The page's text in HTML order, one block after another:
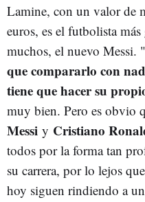
Lamine, con un valor de
euros, es el futbolista
muchos, el nuevo Messi. "
que compararlo con
tiene que hacer su
muy bien. Pero es obvio
Messi y Cristiano
todos por la forma tan
su carrera, por lo lejos
hoy siguen rindiendo a